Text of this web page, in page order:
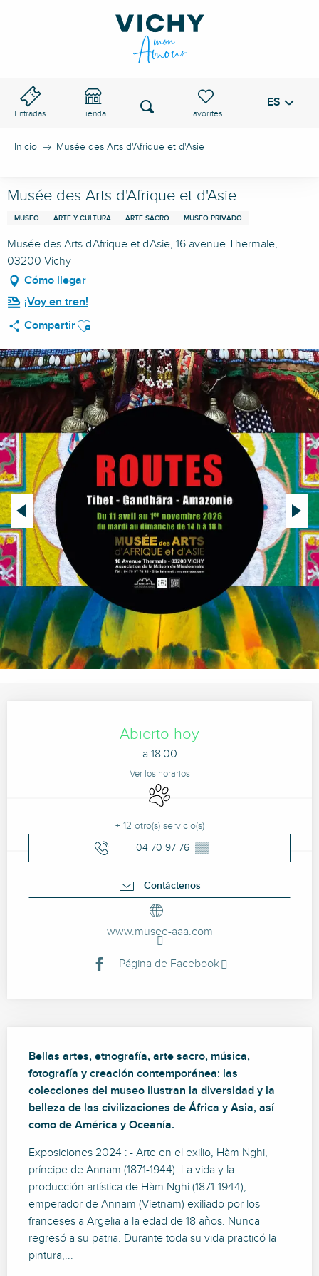
Entradas Tienda
Voir les favoris
Buscar ES
Inicio Musée des Arts d'Afrique et d'Asie
Musée des Arts d'Afrique et d'Asie
MUSEO ARTE Y CULTURA ARTE SACRO MUSEO PRIVADO
Musée des Arts d'Afrique et d'Asie, 16 avenue Thermale,
03200 Vichy
Cómo llegar
¡Voy en tren!
CompartirAjouter aux favoris
Abierto hoy
a 18:00
Ver los horarios
Se aceptan animales
+ 12 otro(s) servicio(s)
04 70 97 76 ▒▒
Contáctenos
www.musee-aaa.com
Página de Facebook
Bellas artes, etnografía, arte sacro, música,
fotografía y creación contemporánea: las
colecciones del museo ilustran la diversidad y la
belleza de las civilizaciones de África y Asia, así
como de América y Oceanía.
Exposiciones 2024 : - Arte en el exilio, Hàm Nghi,
príncipe de Annam (1871-1944). La vida y la
producción artística de Hàm Nghi (1871-1944),
emperador de Annam (Vietnam) exiliado por los
franceses a Argelia a la edad de 18 años. Nunca
regresó a su patria. Durante toda su vida practicó la
pintura,...